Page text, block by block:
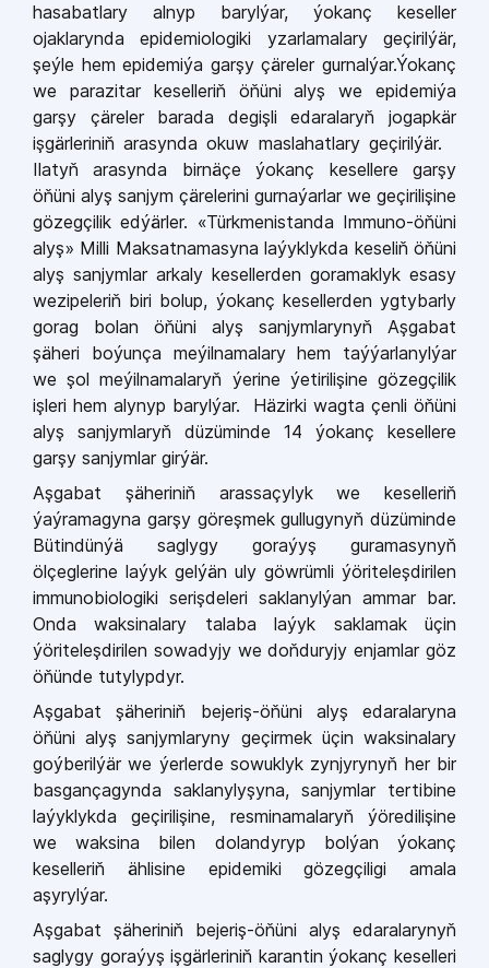
hasabatlary alnyp barylýar, ýokanç keseller
ojaklarynda epidemiologiki yzarlamalary geçirilýär,
şeýle hem epidemiýa garşy çäreler gurnalýar.Ýokanç
we parazitar keselleriň öňüni alyş we epidemiýa
garşy çäreler barada degişli edaralaryň jogapkär
işgärleriniň arasynda okuw maslahatlary geçirilýär.
Ilatyň arasynda birnäçe ýokanç kesellere garşy
öňüni alyş sanjym çärelerini gurnaýarlar we geçirilişine
gözegçilik edýärler. «Türkmenistanda Immuno-öňüni
alyş» Milli Maksatnamasyna laýyklykda keseliň öňüni
alyş sanjymlar arkaly kesellerden goramaklyk esasy
wezipeleriň biri bolup, ýokanç kesellerden ygtybarly
gorag bolan öňüni alyş sanjymlarynyň Aşgabat
şäheri boýunça meýilnamalary hem taýýarlanylýar
we şol meýilnamalaryň ýerine ýetirilişine gözegçilik
işleri hem alynyp barylýar. Häzirki wagta çenli öňüni
alyş sanjymlaryň düzüminde 14 ýokanç kesellere
garşy sanjymlar girýär.
Aşgabat şäheriniň arassaçylyk we keselleriň
ýaýramagyna garşy göreşmek gullugynyň düzüminde
Bütindünýä saglygy goraýyş guramasynyň
ölçeglerine laýyk gelýän uly göwrümli ýöriteleşdirilen
immunobiologiki serişdeleri saklanylýan ammar bar.
Onda waksinalary talaba laýyk saklamak üçin
ýöriteleşdirilen sowadyjy we doňduryjy enjamlar göz
öňünde tutylypdyr.
Aşgabat şäheriniň bejeriş-öňüni alyş edaralaryna
öňüni alyş sanjymlaryny geçirmek üçin waksinalary
goýberilýär we ýerlerde sowuklyk zynjyrynyň her bir
basgançagynda saklanylyşyna, sanjymlar tertibine
laýyklykda geçirilişine, resminamalaryň ýöredilişine
we waksina bilen dolandyryp bolýan ýokanç
keselleriň ählisine epidemiki gözegçiligi amala
aşyrylýar.
Aşgabat şäheriniň bejeriş-öňüni alyş edaralarynyň
saglygy goraýyş işgärleriniň karantin ýokanç keselleri